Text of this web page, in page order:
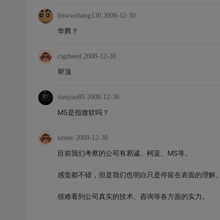
bitwwzhang130 2008-12-30
华腾？
csgdseed 2008-12-30
帮顶
tianjiao85 2008-12-30
MS是指微软吗？
uzone 2008-12-30
目前我们考察的公司有易诚、柯蓝、MS等。
感觉都不错，但是我们也明白只是停留在表面的理解
很难看到公司真实的技术、咨询等各方面的实力。